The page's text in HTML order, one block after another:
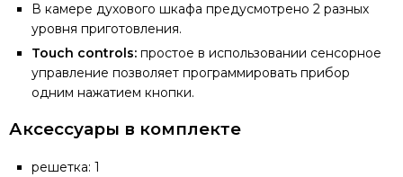
В камере духового шкафа предусмотрено 2 разных
уровня приготовления.
Touch controls: простое в использовании сенсорное
управление позволяет программировать прибор
одним нажатием кнопки.
Аксессуары в комплекте
решетка: 1